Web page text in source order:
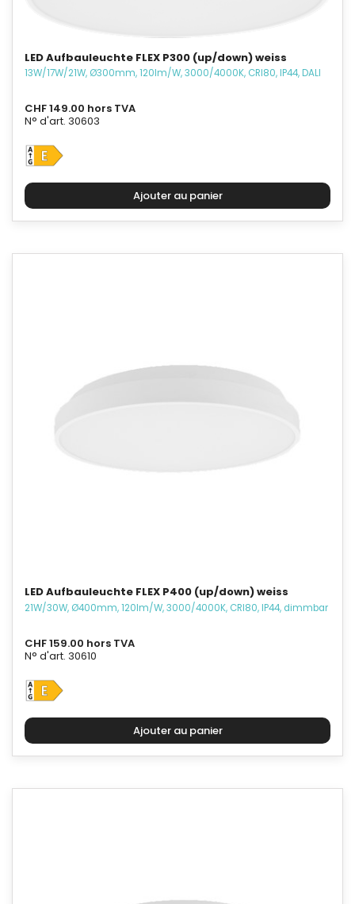
LED Aufbauleuchte FLEX P300 (up/down) weiss
13W/17W/21W, Ø300mm, 120lm/W, 3000/4000K, CRI80, IP44, DALI
CHF 149.00 hors TVA
N° d'art. 30603
LED Aufbauleuchte FLEX P400 (up/down) weiss
21W/30W, Ø400mm, 120lm/W, 3000/4000K, CRI80, IP44, dimmbar
CHF 159.00 hors TVA
N° d'art. 30610